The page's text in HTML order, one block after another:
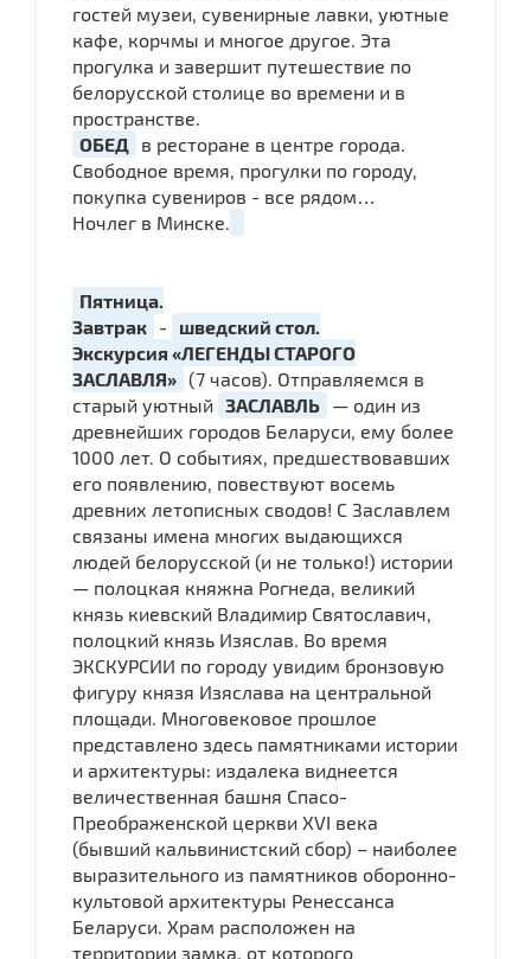
гостей музеи, сувенирные лавки, уютные
кафе, корчмы и многое другое. Эта
прогулка и завершит путешествие по
белорусской столице во времени и в
пространстве.
ОБЕД
в ресторане в центре города.
Свободное время, прогулки по городу,
покупка сувениров - все рядом…
Ночлег в Минске.
Пятница.
Завтрак -
шведский стол.
Экскурсия «ЛЕГЕНДЫ СТАРОГО
ЗАСЛАВЛЯ» (7 часов). Отправляемся в
старый уютный ЗАСЛАВЛЬ — один из
древнейших городов Беларуси, ему более
1000 лет. О событиях, предшествовавших
его появлению, повествуют восемь
древних летописных сводов! С Заславлем
связаны имена многих выдающихся
людей белорусской (и не только!) истории
— полоцкая княжна Рогнеда, великий
князь киевский Владимир Святославич,
полоцкий князь Изяслав. Во время
ЭКСКУРСИИ по городу увидим бронзовую
фигуру князя Изяслава на центральной
площади. Многовековое прошлое
представлено здесь памятниками истории
и архитектуры: издалека виднеется
величественная башня Спасо-
Преображенской церкви XVI века
(бывший кальвинистский сбор) – наиболее
выразительного из памятников оборонно-
культовой архитектуры Ренессанса
Беларуси. Храм расположен на
территории замка, от которого